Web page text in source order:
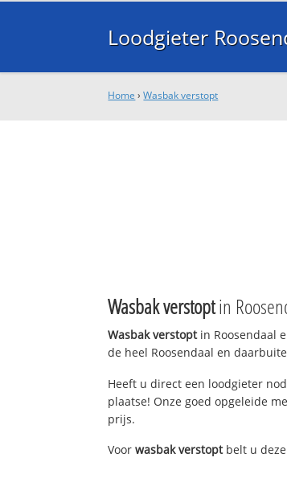
Loodgieter
Home ›Wasbak verstopt
Wasbak verstoptin
Wasbak verstoptin Roosendaal
de heel Roosendaal en
Heeft u direct een loodgieter
plaatse! Onze goed opgeleide
prijs.
Voorwasbak verstoptbelt u deze